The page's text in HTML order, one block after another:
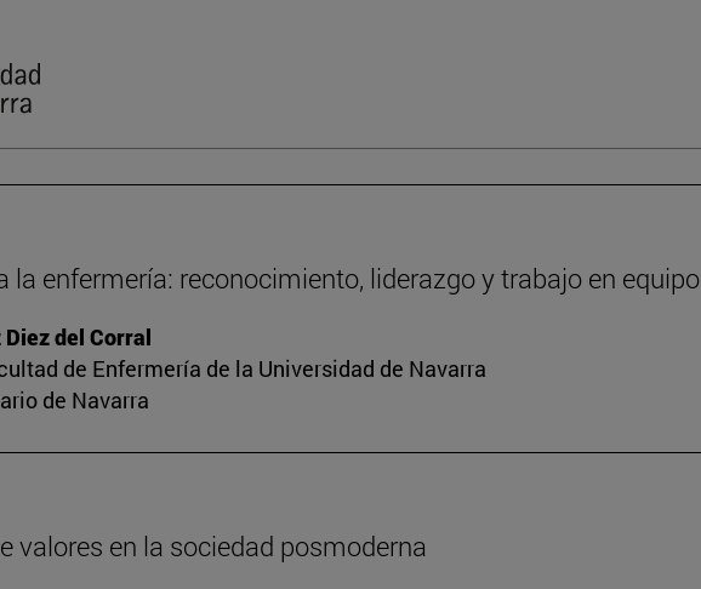
la enfermería: reconocimiento, liderazgo y trabajo en equipo
del Corral
de Enfermería de la Universidad de Navarra
de Navarra
valores en la sociedad posmoderna